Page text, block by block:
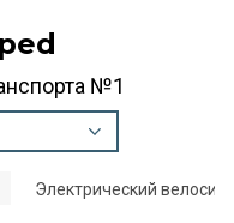
№1
Электрический